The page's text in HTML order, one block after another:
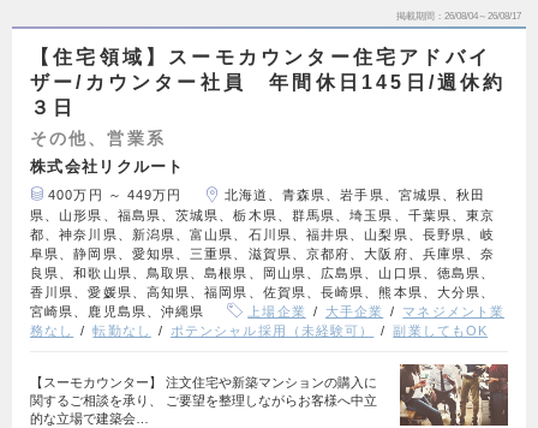
掲載期間 26/08/04～26/08/17
【住宅領域】スーモカウンター住宅アドバイ
ザー/カウンター社員 年間休日145日/週休約
３日
その他、営業系
株式会社リクルート
400万円 ～ 449万円
北海道、青森県、岩手県、宮城県、秋田
県、山形県、福島県、茨城県、栃木県、群馬県、埼玉県、千葉県、東京
都、神奈川県、新潟県、富山県、石川県、福井県、山梨県、長野県、岐
阜県、静岡県、愛知県、三重県、滋賀県、京都府、大阪府、兵庫県、奈
良県、和歌山県、鳥取県、島根県、岡山県、広島県、山口県、徳島県、
香川県、愛媛県、高知県、福岡県、佐賀県、長崎県、熊本県、大分県、
宮崎県、鹿児島県、沖縄県
上場企業 大手企業
マネジメント業
務なし
転勤なし ポテンシャル採用（未経験可） 副業してもOK
【スーモカウンター】 注文住宅や新築マンションの購入に
関するご相談を承り、 ご要望を整理しながらお客様へ中立
的な立場で建築会…